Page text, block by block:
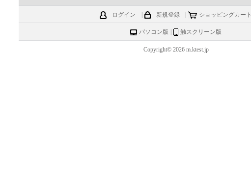
ログイン 新規登録 ショッピングカート
パソコン版 触スクリーン版
Copyright© 2026 m.ktest.jp